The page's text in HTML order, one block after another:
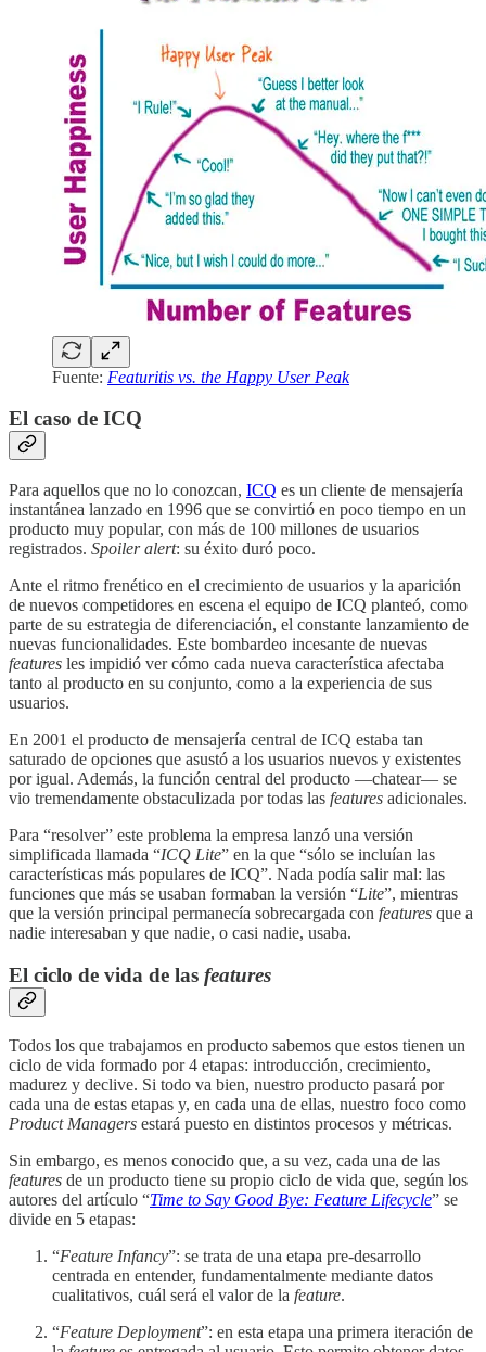
Fuente: Featuritis vs. the Happy User Peak
El caso de ICQ
Para aquellos que no lo conozcan, ICQ es un cliente de mensajería
instantánea lanzado en 1996 que se convirtió en poco tiempo en un
producto muy popular, con más de 100 millones de usuarios
registrados. Spoiler alert: su éxito duró poco.
Ante el ritmo frenético en el crecimiento de usuarios y la aparición
de nuevos competidores en escena el equipo de ICQ planteó, como
parte de su estrategia de diferenciación, el constante lanzamiento de
nuevas funcionalidades. Este bombardeo incesante de nuevas
features les impidió ver cómo cada nueva característica afectaba
tanto al producto en su conjunto, como a la experiencia de sus
usuarios.
En 2001 el producto de mensajería central de ICQ estaba tan
saturado de opciones que asustó a los usuarios nuevos y existentes
por igual. Además, la función central del producto —chatear— se
vio tremendamente obstaculizada por todas las features adicionales.
Para “resolver” este problema la empresa lanzó una versión
simplificada llamada “ICQ Lite” en la que “sólo se incluían las
características más populares de ICQ”. Nada podía salir mal: las
funciones que más se usaban formaban la versión “Lite”, mientras
que la versión principal permanecía sobrecargada con features que a
nadie interesaban y que nadie, o casi nadie, usaba.
El ciclo de vida de las features
Todos los que trabajamos en producto sabemos que estos tienen un
ciclo de vida formado por 4 etapas: introducción, crecimiento,
madurez y declive. Si todo va bien, nuestro producto pasará por
cada una de estas etapas y, en cada una de ellas, nuestro foco como
Product Managers estará puesto en distintos procesos y métricas.
Sin embargo, es menos conocido que, a su vez, cada una de las
features de un producto tiene su propio ciclo de vida que, según los
autores del artículo “Time to Say Good Bye: Feature Lifecycle” se
divide en 5 etapas:
“Feature Infancy”: se trata de una etapa pre-desarrollo
centrada en entender, fundamentalmente mediante datos
cualitativos, cuál será el valor de la feature.
“Feature Deployment”: en esta etapa una primera iteración de